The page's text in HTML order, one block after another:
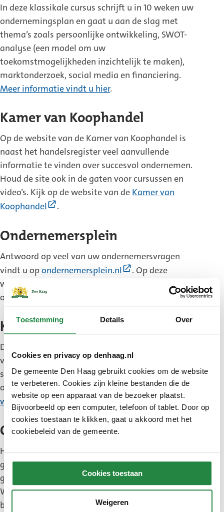
Toestemming Details Over
Cookies en privacy op denhaag.nl
De gemeente Den Haag gebruikt cookies om de website
te verbeteren. Cookies zijn kleine bestanden die de
website op een apparaat van de bezoeker plaatst.
Bijvoorbeeld op een computer, telefoon of tablet. Door op
cookies toestaan te klikken, gaat u akkoord met het
cookiebeleid van de gemeente.
Cookies toestaan
Weigeren
In deze klassikale cursus schrijft u in 10 weken uw
ondernemingsplan en gaat u aan de slag met
thema’s zoals persoonlijke ontwikkeling, SWOT-
analyse (een model om uw
toekomstmogelijkheden inzichtelijk te maken),
marktonderzoek, social media en financiering.
Meer informatie vindt u hier.
Kamer van Koophandel
Op de website van de Kamer van Koophandel is
naast het handelsregister veel aanvullende
informatie te vinden over succesvol ondernemen.
Houd de site ook in de gaten voor cursussen en
video’s. Kijk op de website van de Kamer van
Koophandel
(Externe
.
Ondernemersplein
Antwoord op veel van uw ondernemersvragen
vindt u opondernemersplein.nl
(Externe
. Op deze
website van de rijksoverheid staat ook informatie
over wetten, regels en subsidies.
Kansen voor West
Den Haag participeert in het programma Kansen
voor West. Ondernemers kunnen hier onder andere
subsidie aanvragen voor innovatie of stedelijke
ontwikkeling. Alle informatie is te vinden op
www.kansenvoorwest.nl
(Externe
link)
.
Omgevingswet
Heeft u een gebouw gevonden dat u wilt gaan
gebruiken voor uw bedrijf? Controleer of u het
gebouw mag gebruiken voor uw type bedrijf.
Wilt u het gebouw gebruiken voor een ander soort
bedrijf dan mag volgens de Omgevingswet? Dan